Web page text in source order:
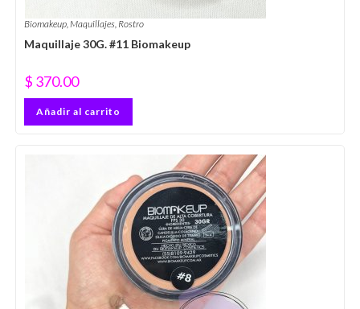
Biomakeup,Maquillajes, Rostro
Maquillaje 30G. #11 Biomakeup
$ 370.00
Añadir al carrito